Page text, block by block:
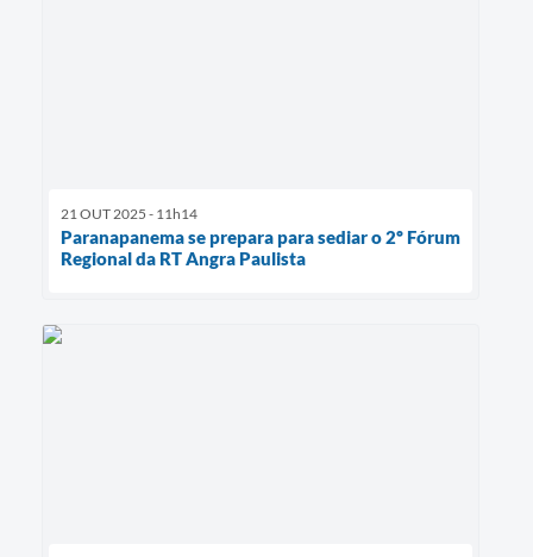
21 OUT 2025 - 11h14
Paranapanema se prepara para sediar o 2º Fórum
Regional da RT Angra Paulista